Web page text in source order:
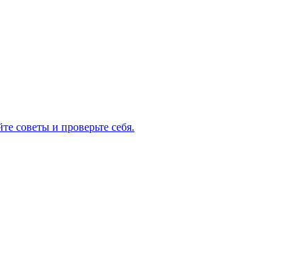
советы и проверьте себя.